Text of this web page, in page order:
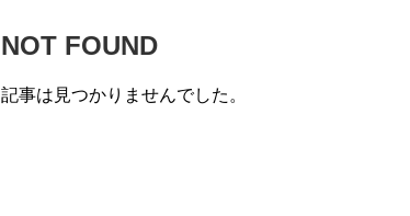
NOT FOUND
記事は見つかりませんでした。